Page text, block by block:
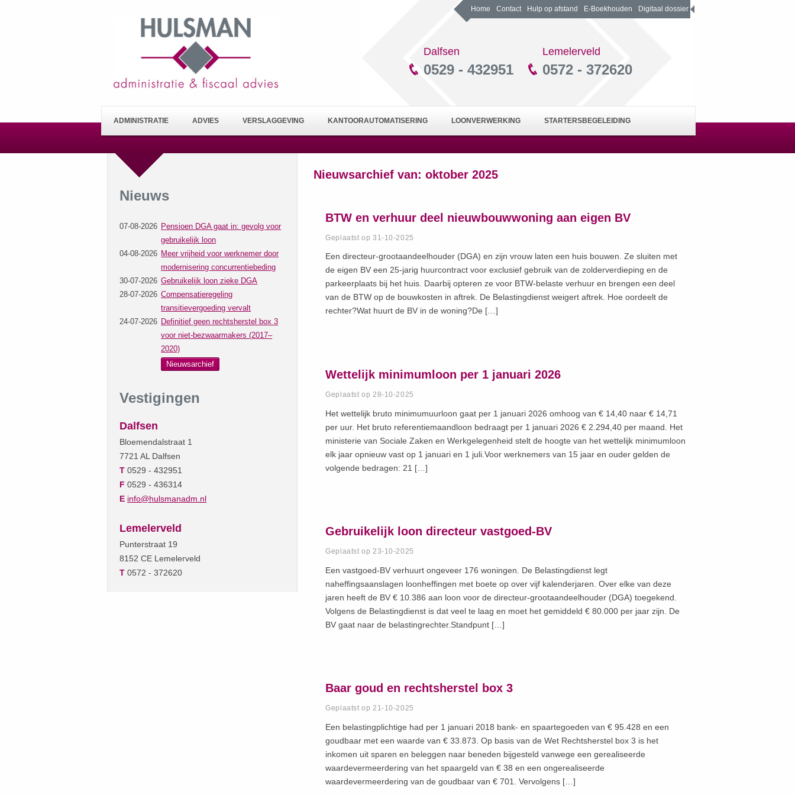
Home Contact Hulp op afstand E-Boekhouden Digitaal dossier
Dalfsen
0529 - 432951
Lemelerveld
0572 - 372620
ADMINISTRATIE ADVIES VERSLAGGEVING KANTOORAUTOMATISERING LOONVERWERKING STARTERSBEGELEIDING
Nieuws
07-08-2026 Pensioen DGA gaat in: gevolg voor
gebruikelijk loon
04-08-2026 Meer vrijheid voor werknemer door
modernisering concurrentiebeding
30-07-2026 Gebruikelijk loon zieke DGA
28-07-2026 Compensatieregeling
transitievergoeding vervalt
24-07-2026 Definitief geen rechtsherstel box 3
voor niet-bezwaarmakers (2017–
2020)
Nieuwsarchief
Vestigingen
Dalfsen
Bloemendalstraat 1
7721 AL Dalfsen
T 0529 - 432951
F 0529 - 436314
E info@hulsmanadm.nl
Lemelerveld
Punterstraat 19
8152 CE Lemelerveld
T 0572 - 372620
Nieuwsarchief van: oktober 2025
BTW en verhuur deel nieuwbouwwoning aan eigen BV
Geplaatst op 31-10-2025
Een directeur-grootaandeelhouder (DGA) en zijn vrouw laten een huis bouwen. Ze sluiten met
de eigen BV een 25-jarig huurcontract voor exclusief gebruik van de zolderverdieping en de
parkeerplaats bij het huis. Daarbij opteren ze voor BTW-belaste verhuur en brengen een deel
van de BTW op de bouwkosten in aftrek. De Belastingdienst weigert aftrek. Hoe oordeelt de
rechter?Wat huurt de BV in de woning?De […]
Wettelijk minimumloon per 1 januari 2026
Geplaatst op 28-10-2025
Het wettelijk bruto minimumuurloon gaat per 1 januari 2026 omhoog van € 14,40 naar € 14,71
per uur. Het bruto referentiemaandloon bedraagt per 1 januari 2026 € 2.294,40 per maand. Het
ministerie van Sociale Zaken en Werkgelegenheid stelt de hoogte van het wettelijk minimumloon
elk jaar opnieuw vast op 1 januari en 1 juli.Voor werknemers van 15 jaar en ouder gelden de
volgende bedragen: 21 […]
Gebruikelijk loon directeur vastgoed-BV
Geplaatst op 23-10-2025
Een vastgoed-BV verhuurt ongeveer 176 woningen. De Belastingdienst legt
naheffingsaanslagen loonheffingen met boete op over vijf kalenderjaren. Over elke van deze
jaren heeft de BV € 10.386 aan loon voor de directeur-grootaandeelhouder (DGA) toegekend.
Volgens de Belastingdienst is dat veel te laag en moet het gemiddeld € 80.000 per jaar zijn. De
BV gaat naar de belastingrechter.Standpunt […]
Baar goud en rechtsherstel box 3
Geplaatst op 21-10-2025
Een belastingplichtige had per 1 januari 2018 bank- en spaartegoeden van € 95.428 en een
goudbaar met een waarde van € 33.873. Op basis van de Wet Rechtsherstel box 3 is het
inkomen uit sparen en beleggen naar beneden bijgesteld vanwege een gerealiseerde
waardevermeerdering van het spaargeld van € 38 en een ongerealiseerde
waardevermeerdering van de goudbaar van € 701. Vervolgens […]